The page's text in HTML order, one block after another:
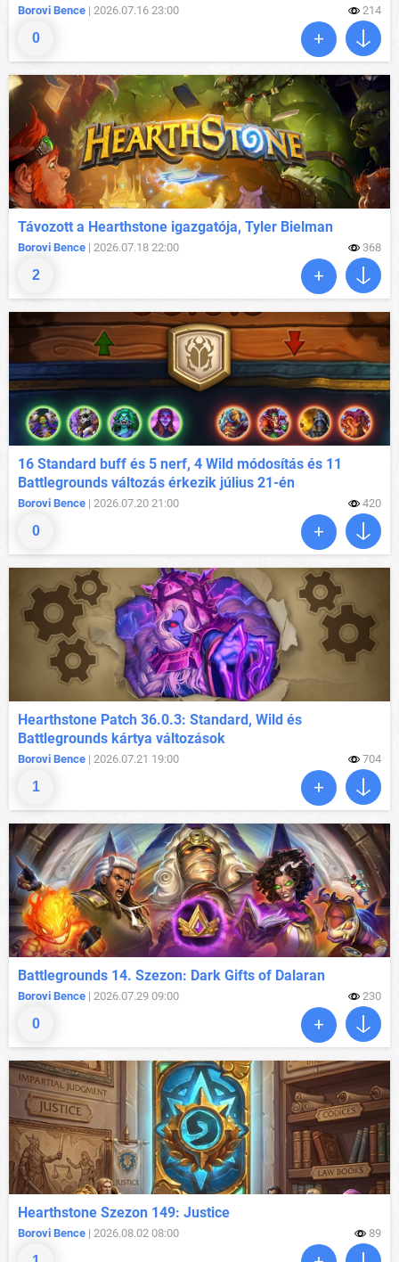
0
Borovi Bence | 2026.07.16 23:00 214
2
Távozott a Hearthstone igazgatója, Tyler Bielman
Borovi Bence | 2026.07.18 22:00 368
0
16 Standard buff és 5 nerf, 4 Wild módosítás és 11
Battlegrounds változás érkezik július 21-én
Borovi Bence | 2026.07.20 21:00 420
1
Hearthstone Patch 36.0.3: Standard, Wild és
Battlegrounds kártya változások
Borovi Bence | 2026.07.21 19:00 704
0
Battlegrounds 14. Szezon: Dark Gifts of Dalaran
Borovi Bence | 2026.07.29 09:00 230
Hearthstone Szezon 149: Justice
Borovi Bence | 2026.08.02 08:00 89